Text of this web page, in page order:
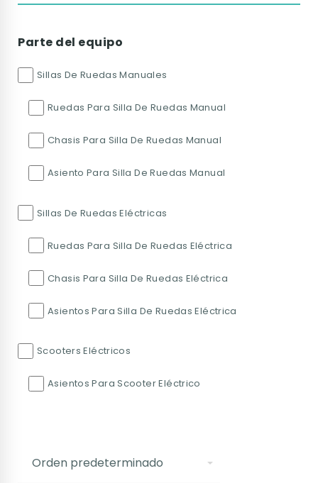
Parte del equipo
Sillas De Ruedas Manuales
Ruedas Para Silla De Ruedas Manual
Chasis Para Silla De Ruedas Manual
Asiento Para Silla De Ruedas Manual
Sillas De Ruedas Eléctricas
Ruedas Para Silla De Ruedas Eléctrica
Chasis Para Silla De Ruedas Eléctrica
Asientos Para Silla De Ruedas Eléctrica
Scooters Eléctricos
Asientos Para Scooter Eléctrico